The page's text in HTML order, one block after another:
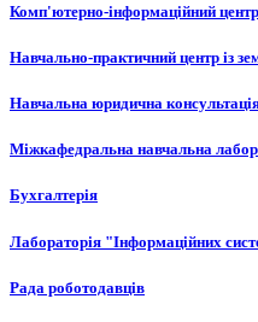
Комп'ютерно-інформаційний центр
Навчально-практичний центр із
Навчальна юридична
Міжкафедральна навчальна
Бухгалтерія
Лабораторія "Інформаційних
Рада роботодавців